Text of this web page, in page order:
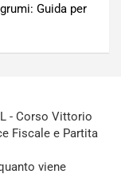
Guida per
- Corso Vittorio
Fiscale e Partita
viene